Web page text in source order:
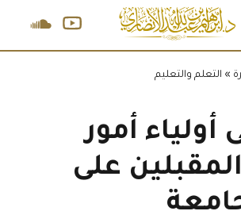
» التعلم والتعليم
أولياء أمور
المقبلين على